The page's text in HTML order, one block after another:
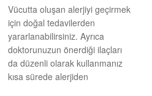
Vücutta oluşan alerjiyi geçirmek
için doğal tedavilerden
yararlanabilirsiniz. Ayrıca
doktorunuzun önerdiği ilaçları
da düzenli olarak kullanmanız
kısa sürede alerjiden